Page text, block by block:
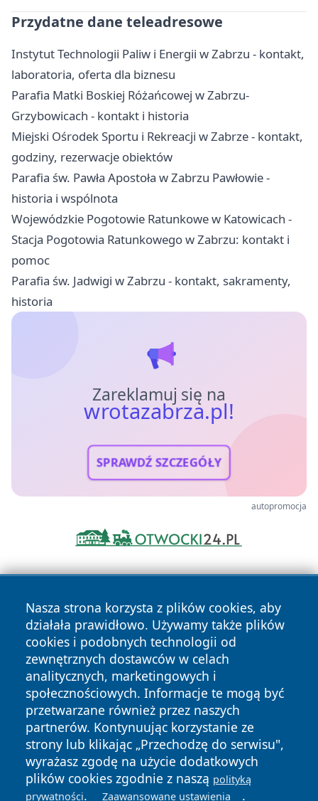
Przydatne dane teleadresowe
Instytut Technologii Paliw i Energii w Zabrzu - kontakt,
laboratoria, oferta dla biznesu
Parafia Matki Boskiej Różańcowej w Zabrzu-
Grzybowicach - kontakt i historia
Miejski Ośrodek Sportu i Rekreacji w Zabrze - kontakt,
godziny, rezerwacje obiektów
Parafia św. Pawła Apostoła w Zabrzu Pawłowie -
historia i wspólnota
Wojewódzkie Pogotowie Ratunkowe w Katowicach -
Stacja Pogotowia Ratunkowego w Zabrzu: kontakt i
pomoc
Parafia św. Jadwigi w Zabrzu - kontakt, sakramenty,
historia
Zareklamuj się na
wrotazabrza.pl!
SPRAWDŹ SZCZEGÓŁY
autopromocja
Nasza strona korzysta z plików cookies, aby
działała prawidłowo. Używamy także plików
cookies i podobnych technologii od
zewnętrznych dostawców w celach
analitycznych, marketingowych i
społecznościowych. Informacje te mogą być
przetwarzane również przez naszych
partnerów. Kontynuując korzystanie ze
strony lub klikając „Przechodzę do serwisu",
wyrażasz zgodę na użycie dodatkowych
plików cookies zgodnie z naszą polityką
prywatności. Zaawansowane ustawienia .
Copyright © 2026 wrotazabrza.pl Wszystkie prawa
zastrzeżone.
News Autorzy
Polityka
Prywatności
Polityka
Cookies